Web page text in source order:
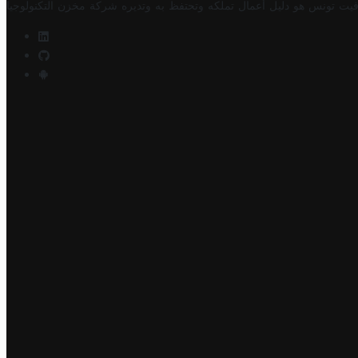
تونس هو دليل أعمال تملكه وتحتفظ به وتديره شركة مخزن التكنولوجيا